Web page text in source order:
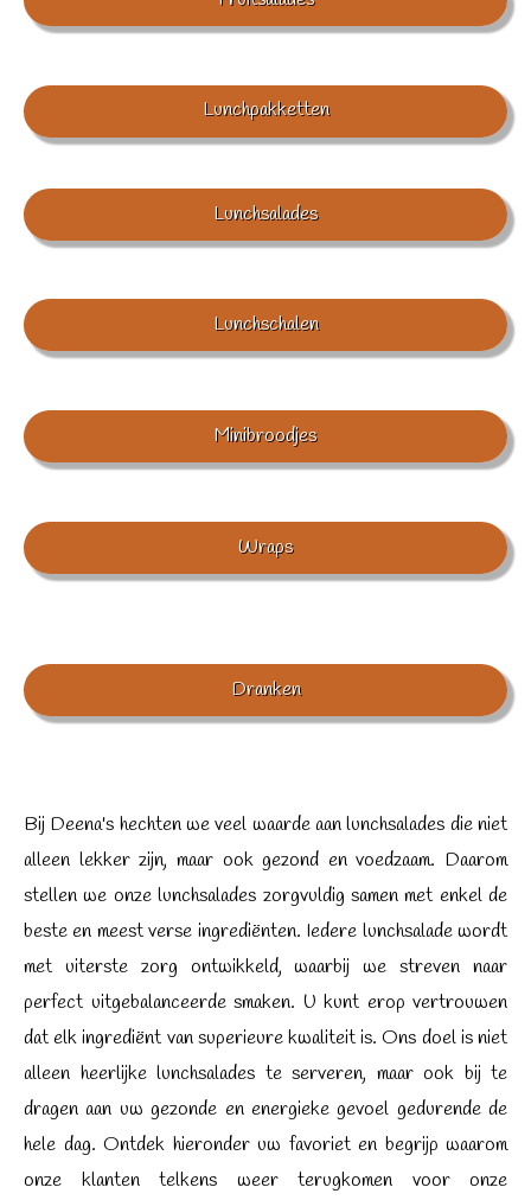
Lunchpakketten
Lunchsalades
Lunchschalen
Minibroodjes
Wraps
Dranken
Bij Deena's hechten we veel waarde aan lunchsalades die niet
alleen lekker zijn, maar ook gezond en voedzaam. Daarom
stellen we onze lunchsalades zorgvuldig samen met enkel de
beste en meest verse ingrediënten. Iedere lunchsalade wordt
met uiterste zorg ontwikkeld, waarbij we streven naar
perfect uitgebalanceerde smaken. U kunt erop vertrouwen
dat elk ingrediënt van superieure kwaliteit is. Ons doel is niet
alleen heerlijke lunchsalades te serveren, maar ook bij te
dragen aan uw gezonde en energieke gevoel gedurende de
hele dag. Ontdek hieronder uw favoriet en begrijp waarom
onze klanten telkens weer terugkomen voor onze